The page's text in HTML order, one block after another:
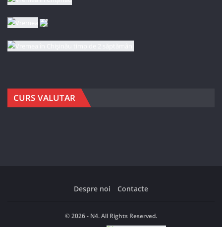
CURS VALUTAR
Despre noi Contacte
© 2026 - N4. All Rights Reserved.